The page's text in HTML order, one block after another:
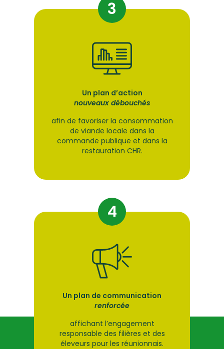
Un plan d’action
nouveaux débouchés
afin de favoriser la consommation
de viande locale dans la
commande publique et dans la
restauration CHR.
Un plan de communication
renforcée
affichant l’engagement
responsable des filières et des
éleveurs pour les réunionnais.